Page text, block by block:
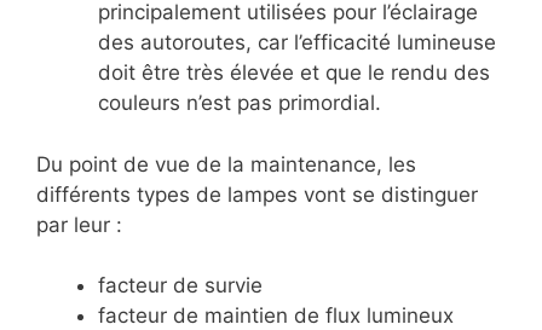
principalement utilisées pour l’éclairage
des autoroutes, car l’efficacité lumineuse
doit être très élevée et que le rendu des
couleurs n’est pas primordial.
Du point de vue de la maintenance, les
différents types de lampes vont se distinguer
par leur :
facteur de survie
facteur de maintien de flux lumineux